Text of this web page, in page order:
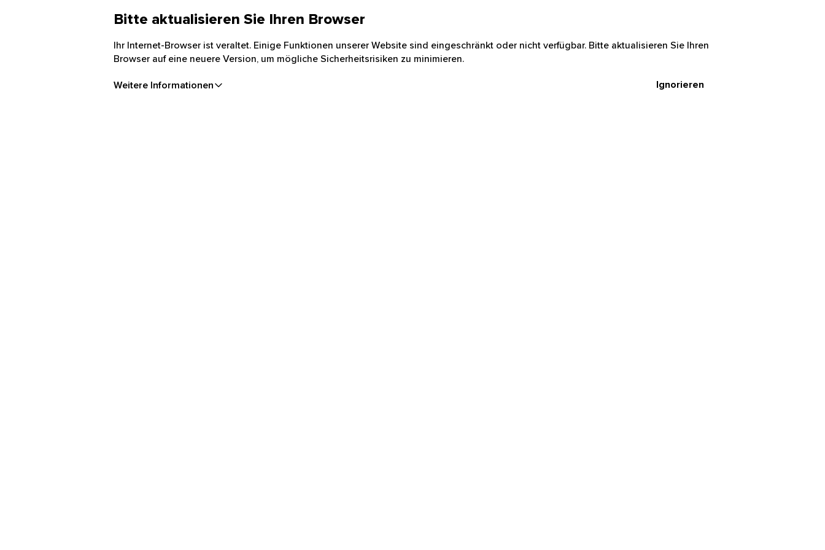
Bitte aktualisieren Sie Ihren Browser
Ihr Internet-Browser ist veraltet. Einige Funktionen unserer Website sind eingeschränkt oder nicht verfügbar. Bitte aktualisieren Sie Ihren
Browser auf eine neuere Version, um mögliche Sicherheitsrisiken zu minimieren.
Weitere Informationen Ignorieren